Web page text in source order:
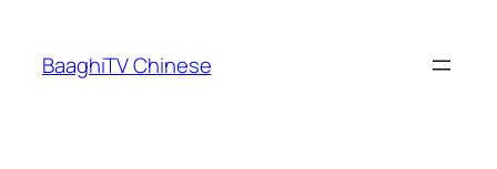
content
BaaghiTV Chinese